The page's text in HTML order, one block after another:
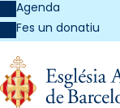
Agenda
Fes un donatiu